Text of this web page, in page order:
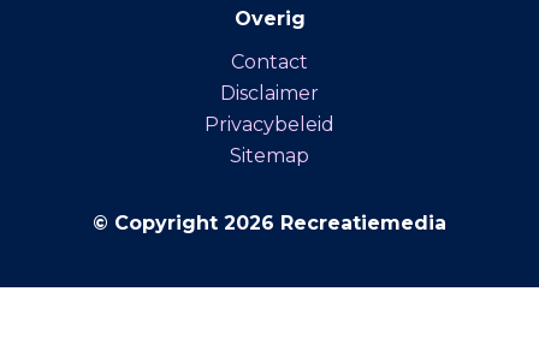
Overig
Contact
Disclaimer
Privacybeleid
Sitemap
© Copyright 2026 Recreatiemedia